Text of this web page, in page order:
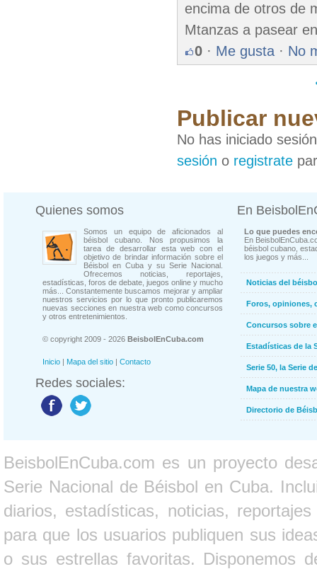
encima de otros de
Mtanzas a pasear
0 · Me gusta · No
Publicar
No has iniciado
sesión o registrate
Quienes somos
Somos un equipo de aficionados al
béisbol cubano. Nos propusimos la
tarea de desarrollar esta web con el
objetivo de brindar información sobre el
Béisbol en Cuba y su Serie Nacional.
Ofrecemos noticias, reportajes,
estadísticas, foros de debate, juegos online y mucho
más... Constantemente buscamos mejorar y ampliar
nuestros servicios por lo que pronto publicaremos
nuevas secciones en nuestra web como concursos
y otros entretenimientos.
© copyright 2009 - 2026 BeisbolEnCuba.com
Inicio | Mapa del sitio | Contacto
Redes sociales:
En
Lo que puedes
En
béisbol cubano,
los juegos y más...
Noticias del
Foros, opiniones,
Concursos sobre
Estadísticas de la
Serie 50, la Serie
Mapa de nuestra
Directorio de
BeisbolEnCuba.com es un proyecto
Serie Nacional de Béisbol en Cuba.
diarios, estadísticas, noticias,
para que los usuarios publiquen sus
o sus estrellas favoritas. Disponemos